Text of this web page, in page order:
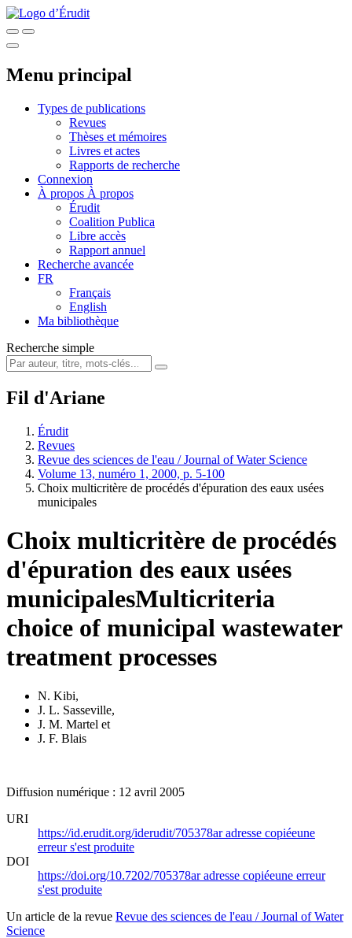
Menu principal
Types de publications
Revues
Thèses et mémoires
Livres et actes
Rapports de recherche
Connexion
À propos À propos
Érudit
Coalition Publica
Libre accès
Rapport annuel
Recherche avancée
FR
Français
English
Ma bibliothèque
Recherche simple
Fil d'Ariane
Érudit
Revues
Revue des sciences de l'eau / Journal of Water Science
Volume 13, numéro 1, 2000, p. 5-100
Choix multicritère de procédés d'épuration des eaux usées
municipales
Choix multicritère de procédés
d'épuration des eaux usées
municipalesMulticriteria
choice of municipal wastewater
treatment processes
N. Kibi,
J. L. Sasseville,
J. M. Martel et
J. F. Blais
Diffusion numérique : 12 avril 2005
URI
https://id.erudit.org/iderudit/705378aradresse copiéeune
erreur s'est produite
DOI
https://doi.org/10.7202/705378aradresse copiéeune erreur
s'est produite
Un article de la revue Revue des sciences de l'eau / Journal of Water
Science